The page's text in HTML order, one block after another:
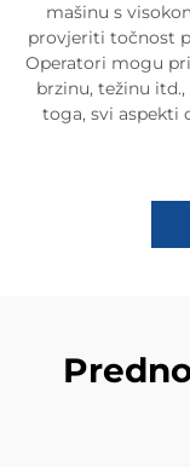
mašinu s
provjeriti točnost
Operatori mogu
brzinu, težinu
toga, svi aspekti